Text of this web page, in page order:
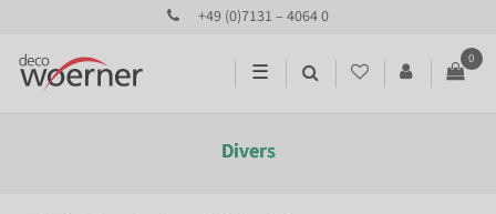
+49 (0)7131 – 4064 0
☰
0
Divers